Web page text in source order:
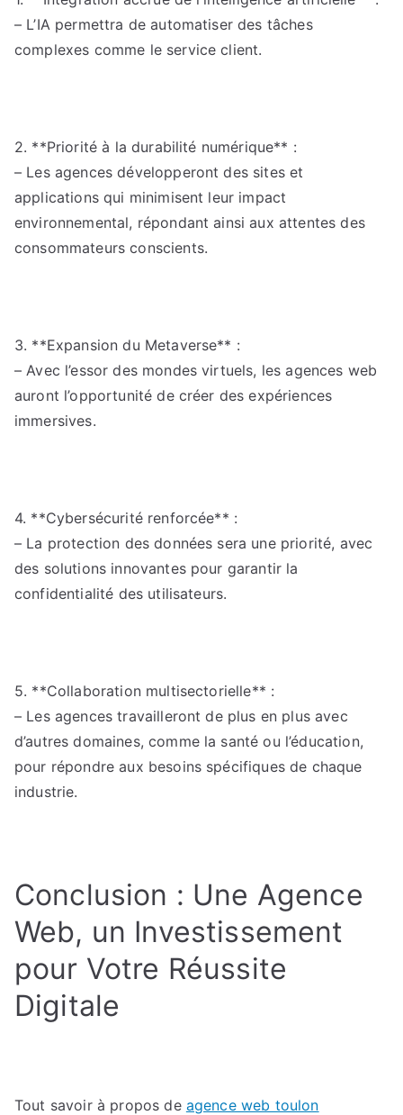
– L’IA permettra de automatiser des tâches
complexes comme le service client.
2. **Priorité à la durabilité numérique** :
– Les agences développeront des sites et
applications qui minimisent leur impact
environnemental, répondant ainsi aux attentes des
consommateurs conscients.
3. **Expansion du Metaverse** :
– Avec l’essor des mondes virtuels, les agences web
auront l’opportunité de créer des expériences
immersives.
4. **Cybersécurité renforcée** :
– La protection des données sera une priorité, avec
des solutions innovantes pour garantir la
confidentialité des utilisateurs.
5. **Collaboration multisectorielle** :
– Les agences travailleront de plus en plus avec
d’autres domaines, comme la santé ou l’éducation,
pour répondre aux besoins spécifiques de chaque
industrie.
Conclusion : Une Agence
Web, un Investissement
pour Votre Réussite
Digitale
Tout savoir à propos de agence web toulon